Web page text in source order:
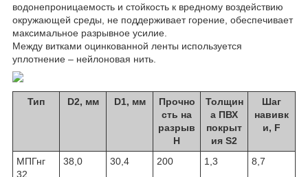
водонепроницаемость и стойкость к вредному воздействию
окружающей среды, не поддерживает горение, обеспечивает
максимальное разрывное усилие.
Между витками оцинкованной ленты используется
уплотнение – нейлоновая нить.
Тип D2, мм D1, мм
Прочно
сть на
разрыв
H
Толщин
а ПВХ
покрыт
ия S2
Шаг
навивк
и, F
МПГнг
32
38,0 30,4 200 1,3 8,7